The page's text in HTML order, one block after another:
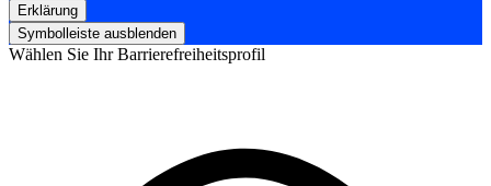
Erklärung
Symbolleiste ausblenden
Wählen Sie Ihr Barrierefreiheitsprofil